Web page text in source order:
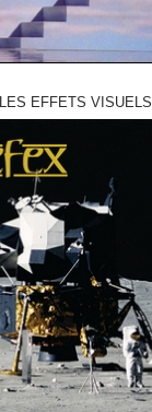
LES EFFETS VISUELS